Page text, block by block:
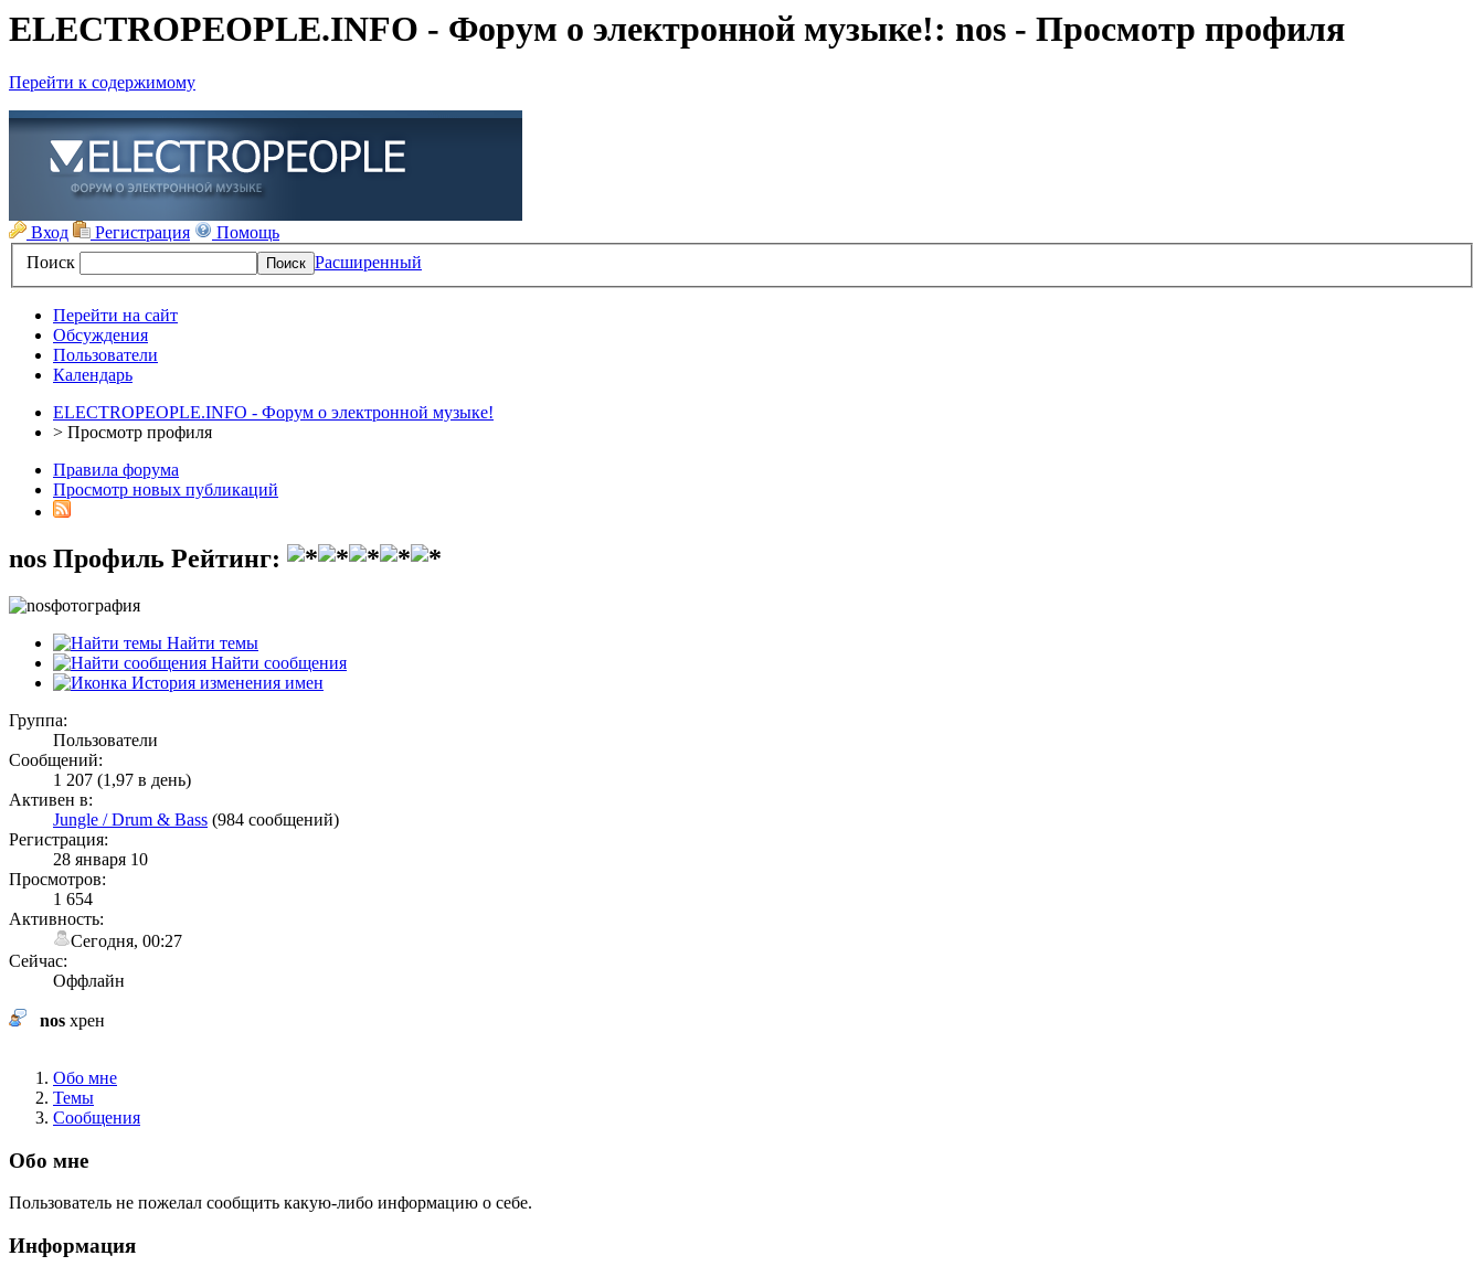
ELECTROPEOPLE.INFO - Форум о электронной музыке!: nos - Просмотр профиля
Перейти к содержимому
Вход Регистрация
Помощь
Поиск
Расширенный
Перейти на сайт
Обсуждения
Пользователи
Календарь
ELECTROPEOPLE.INFO - Форум о электронной музыке!
> Просмотр профиля
Правила форума
Просмотр новых публикаций
nos Профиль Рейтинг:
Найти темы
Найти сообщения
История изменения имен
Группа:
Пользователи
Сообщений:
1 207 (1,97 в день)
Активен в:
Jungle / Drum & Bass (984 сообщений)
Регистрация:
28 января 10
Просмотров:
1 654
Активность:
Сегодня, 00:27
Сейчас:
Оффлайн
nos хрен
Обо мне
Темы
Сообщения
Обо мне
Пользователь не пожелал сообщить какую-либо информацию о себе.
Информация